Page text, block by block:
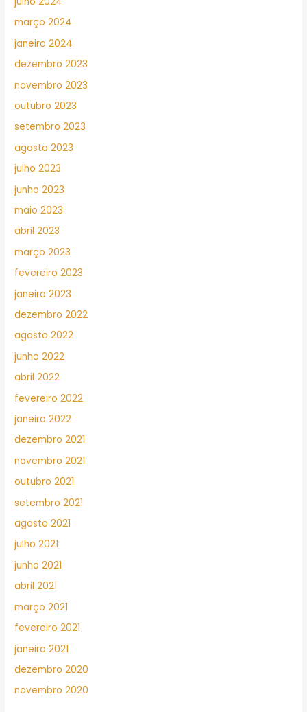
março 2024
janeiro 2024
dezembro 2023
novembro 2023
outubro 2023
setembro 2023
agosto 2023
julho 2023
junho 2023
maio 2023
abril 2023
março 2023
fevereiro 2023
janeiro 2023
dezembro 2022
agosto 2022
junho 2022
abril 2022
fevereiro 2022
janeiro 2022
dezembro 2021
novembro 2021
outubro 2021
setembro 2021
agosto 2021
julho 2021
junho 2021
abril 2021
março 2021
fevereiro 2021
janeiro 2021
dezembro 2020
novembro 2020